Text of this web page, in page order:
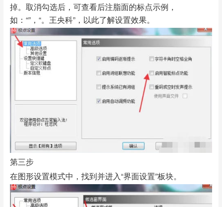
掉。取消勾选后，可查看后注脂面的标点示例，
如：“”，“。王央科”，以此了解设置效果。
第三步
在图形设置模式中，找到并进入“界面设置”板块。